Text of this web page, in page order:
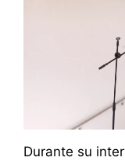
Durante su